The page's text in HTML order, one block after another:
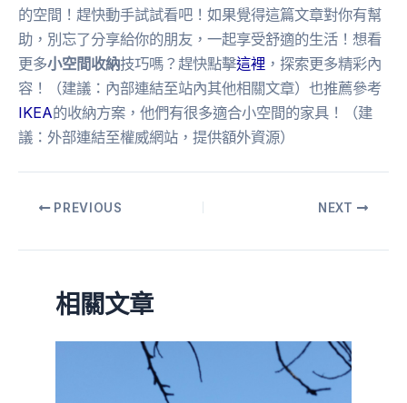
的空間！趕快動手試試看吧！如果覺得這篇文章對你有幫
助，別忘了分享給你的朋友，一起享受舒適的生活！想看
更多小空間收納技巧嗎？趕快點擊這裡 ，探索更多精彩內
容！（建議：內部連結至站內其他相關文章）也推薦參考
IKEA的收納方案，他們有很多適合小空間的家具！（建
議：外部連結至權威網站，提供額外資源）
PREVIOUS NEXT
相關文章